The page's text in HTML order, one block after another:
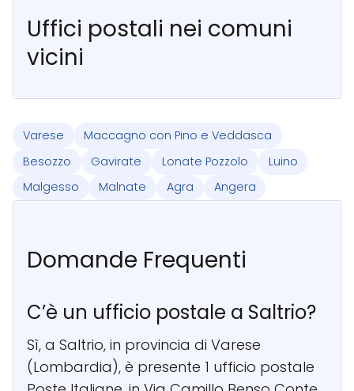
Uffici postali nei comuni
vicini
Varese
Maccagno con Pino e Veddasca
Besozzo
Gavirate Lonate Pozzolo
Luino
Malgesso
Malnate Agra Angera
Domande Frequenti
C’è un ufficio postale a Saltrio?
Sì, a Saltrio, in provincia di Varese
(Lombardia), è presente 1 ufficio postale